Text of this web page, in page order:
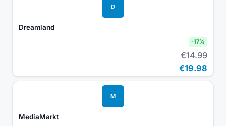
D
Dreamland
-17%
€14.99
€19.98
M
MediaMarkt